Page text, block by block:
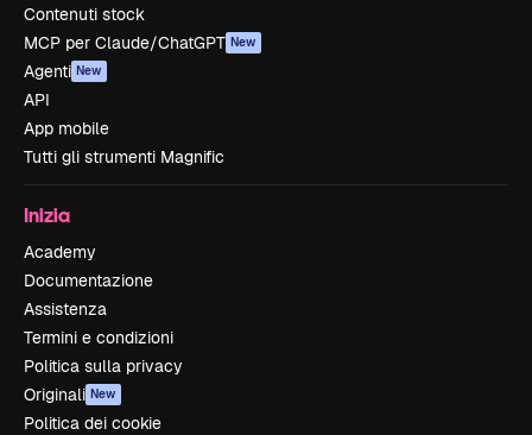
Contenuti stock
MCP per Claude/ChatGPT New
Agenti New
API
App mobile
Tutti gli strumenti Magnific
Inizia
Academy
Documentazione
Assistenza
Termini e condizioni
Politica sulla privacy
Originali New
Politica dei cookie